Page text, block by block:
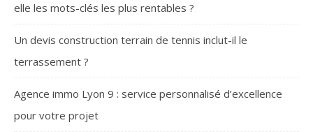
elle les mots-clés les plus rentables ?
Un devis construction terrain de tennis inclut-il le
terrassement ?
Agence immo Lyon 9 : service personnalisé d’excellence
pour votre projet